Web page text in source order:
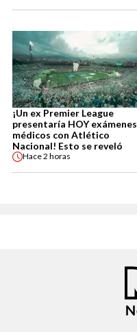
¡Un ex Premier League
presentaría HOY exámenes
médicos con Atlético
Nacional! Esto se reveló
Hace2 horas